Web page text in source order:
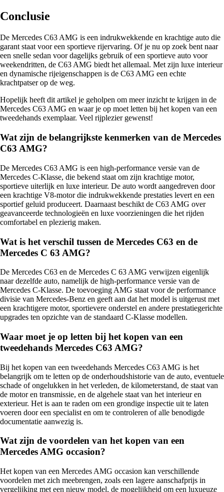
Conclusie
De Mercedes C63 AMG is een indrukwekkende en krachtige auto die
garant staat voor een sportieve rijervaring. Of je nu op zoek bent naar
een snelle sedan voor dagelijks gebruik of een sportieve auto voor
weekendritten, de C63 AMG biedt het allemaal. Met zijn luxe interieur
en dynamische rijeigenschappen is de C63 AMG een echte
krachtpatser op de weg.
Hopelijk heeft dit artikel je geholpen om meer inzicht te krijgen in de
Mercedes C63 AMG en waar je op moet letten bij het kopen van een
tweedehands exemplaar. Veel rijplezier gewenst!
Wat zijn de belangrijkste kenmerken van de Mercedes
C63 AMG?
De Mercedes C63 AMG is een high-performance versie van de
Mercedes C-Klasse, die bekend staat om zijn krachtige motor,
sportieve uiterlijk en luxe interieur. De auto wordt aangedreven door
een krachtige V8-motor die indrukwekkende prestaties levert en een
sportief geluid produceert. Daarnaast beschikt de C63 AMG over
geavanceerde technologieën en luxe voorzieningen die het rijden
comfortabel en plezierig maken.
Wat is het verschil tussen de Mercedes C63 en de
Mercedes C 63 AMG?
De Mercedes C63 en de Mercedes C 63 AMG verwijzen eigenlijk
naar dezelfde auto, namelijk de high-performance versie van de
Mercedes C-Klasse. De toevoeging AMG staat voor de performance
divisie van Mercedes-Benz en geeft aan dat het model is uitgerust met
een krachtigere motor, sportievere onderstel en andere prestatiegerichte
upgrades ten opzichte van de standaard C-Klasse modellen.
Waar moet je op letten bij het kopen van een
tweedehands Mercedes C63 AMG?
Bij het kopen van een tweedehands Mercedes C63 AMG is het
belangrijk om te letten op de onderhoudshistorie van de auto, eventuele
schade of ongelukken in het verleden, de kilometerstand, de staat van
de motor en transmissie, en de algehele staat van het interieur en
exterieur. Het is aan te raden om een grondige inspectie uit te laten
voeren door een specialist en om te controleren of alle benodigde
documentatie aanwezig is.
Wat zijn de voordelen van het kopen van een
Mercedes AMG occasion?
Het kopen van een Mercedes AMG occasion kan verschillende
voordelen met zich meebrengen, zoals een lagere aanschafprijs in
vergelijking met een nieuw model, de mogelijkheid om een luxueuze